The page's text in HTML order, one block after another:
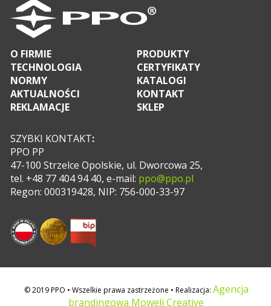
O FIRMIE
PRODUKTY
TECHNOLOGIA
CERTYFIKATY
NORMY
KATALOGI
AKTUALNOŚCI
KONTAKT
REKLAMACJE
SKLEP
SZYBKI KONTAKT:
PPO PP
47-100 Strzelce Opolskie, ul. Dworcowa 25,
tel. +48 77 404 94 40, e-mail: ppo@ppo.pl
Regon: 000319428, NIP: 756-000-33-97
© 2019 PPO • Wszelkie prawa zastrzeżone • Realizacja: Agencja
brandingowa Moweli Creative